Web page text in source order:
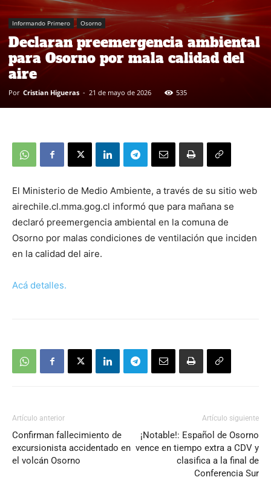
Informando Primero Osorno
Declaran preemergencia ambiental
para Osorno por mala calidad del
aire
Por Cristian Higueras - 21 de mayo de 2026 535
El Ministerio de Medio Ambiente, a través de su sitio web
airechile.cl.mma.gog.cl informó que para mañana se
declaró preemergencia ambiental en la comuna de
Osorno por malas condiciones de ventilación que inciden
en la calidad del aire.
Acá detalles.
Artículo anterior
Confirman fallecimiento de
excursionista accidentado en
el volcán Osorno
Artículo siguiente
¡Notable!: Español de Osorno
vence en tiempo extra a CDV y
clasifica a la final de
Conferencia Sur